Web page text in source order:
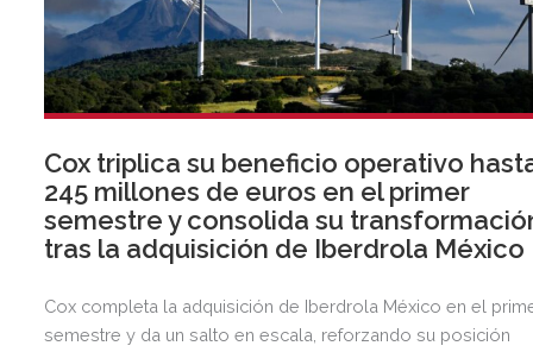
Cox triplica su beneficio operativo
245 millones de euros en el primer
semestre y consolida su
tras la adquisición de Iberdrola México
Cox completa la adquisición de Iberdrola México en el
semestre y da un salto en escala, reforzando su posición